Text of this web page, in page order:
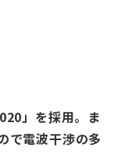
」を採用。ま
で電波干渉の多